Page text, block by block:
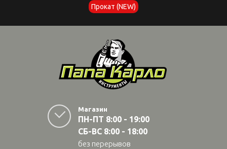
Прокат (NEW)
Магазин
ПН-ПТ 8:00 - 19:00
СБ-ВС 8:00 - 18:00
без перерывов